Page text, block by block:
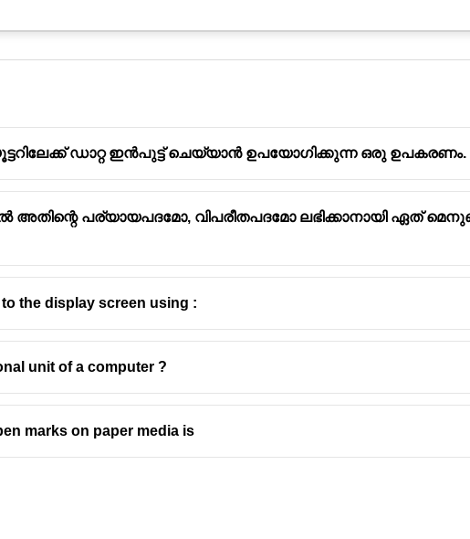
ഡാറ്റ ഇൻപുട്ട് ചെയ്യാൻ ഉപയോഗിക്കുന്ന ഒരു ഉപകരണം.
അതിന്റെ പര്യായപദമോ, വിപരീതപദമോ ലഭിക്കാനായി ഏത്
the display screen using :
unit of a computer ?
marks on paper media is